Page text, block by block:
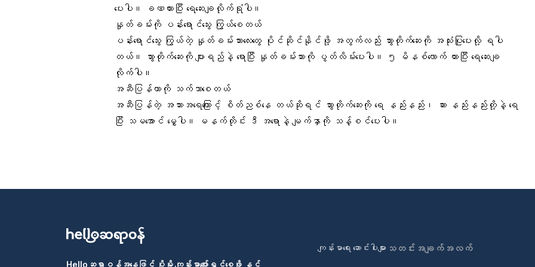
ပေးပါ။ ခဏထားပြီး ရေဆေးချလိုက်ရုံပါ။
နှုတ်ခမ်း ကို ပန်းရောင်သွေး ကြွယ်စေတယ်
ပန်းရောင်သွေး ကြွယ်တဲ့ နှုတ်ခမ်းသားလေးတွေ ပိုင်ဆိုင်နိုင်ဖို့ အတွက်လည်း သွားတိုက်ဆေးကို အသုံးပြုပေးလို့ ရပါ
တယ်။ သွားတိုက်ဆေးကိုပျားရည်နဲ့ ရောပြီး နှုတ်ခမ်းသားကို ပွတ်လိမ်းပေးပါ။ ၅ မိနစ်လောက် ထားပြီး ရေဆေးချ
လိုက်ပါ။
အဆီပြန်တာ ကို သက်သာစေတယ်
အဆီပြန်တဲ့ အသားအရေကြောင့် စိတ်ညစ်နေ တယ်ဆိုရင် သွားတိုက်ဆေးကို ရေ နည်းနည်း၊
ဆားနည်းနည်းတို့နဲ့ ရေ
ပြီး သမအောင် မွှေပါ။ မနက်တိုင်း ဒီ အရောနဲ့ မျက်နှာကို သန့်စင်ပေးပါ။
Helloဆရာဝန်အနေဖြင့် ပိုမို ကျန်းမာပျော်ရွှင်စေဖို့ နှင့်
ကျန်းမာရေး ဆောင်းပါးများသတင်းအချက်အလက်